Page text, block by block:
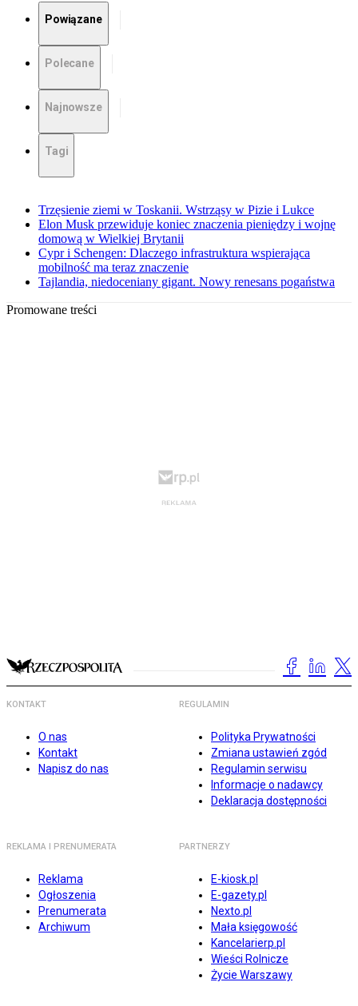
Powiązane
Polecane
Najnowsze
Tagi
Trzęsienie ziemi w Toskanii. Wstrząsy w Pizie i Lukce
Elon Musk przewiduje koniec znaczenia pieniędzy i wojnę
domową w Wielkiej Brytanii
Cypr i Schengen: Dlaczego infrastruktura wspierająca
mobilność ma teraz znaczenie
Tajlandia, niedoceniany gigant. Nowy renesans pogaństwa
Promowane treści
KONTAKT
O nas
Kontakt
Napisz do nas
REGULAMIN
Polityka Prywatności
Zmiana ustawień zgód
Regulamin serwisu
Informacje o nadawcy
Deklaracja dostępności
REKLAMA I PRENUMERATA
Reklama
Ogłoszenia
Prenumerata
Archiwum
PARTNERZY
E-kiosk.pl
E-gazety.pl
Nexto.pl
Mała księgowość
Kancelarierp.pl
Wieści Rolnicze
Życie Warszawy